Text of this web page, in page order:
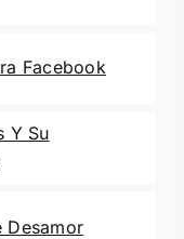
Facebook
Y Su
Desamor